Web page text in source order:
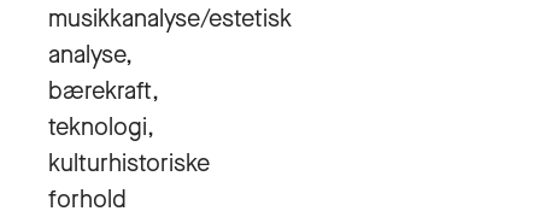
musikkanalyse/estetisk
analyse,
bærekraft,
teknologi,
kulturhistoriske
forhold